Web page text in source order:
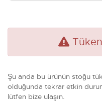
Şu anda bu ürünün stoğu
olduğunda tekrar etkin
lütfen bize ulaşın.